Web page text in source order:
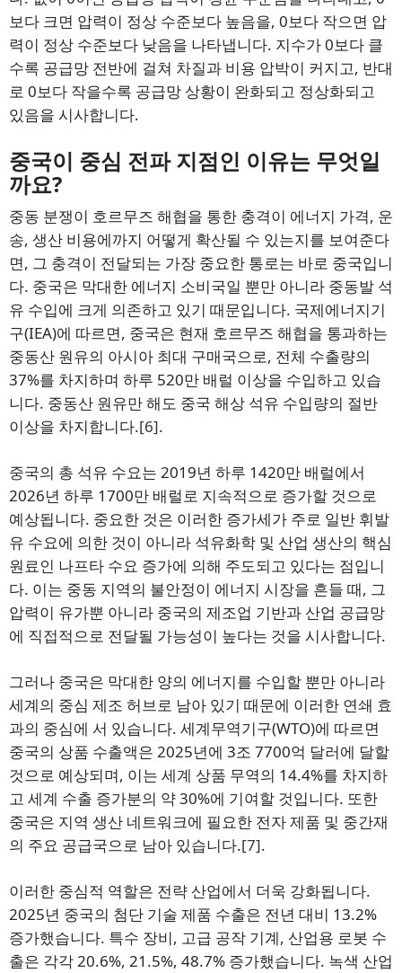
보다 크면 압력이 정상 수준보다 높음을, 0보다 작으면 압
력이 정상 수준보다 낮음을 나타냅니다. 지수가 0보다 클
수록 공급망 전반에 걸쳐 차질과 비용 압박이 커지고, 반대
로 0보다 작을수록 공급망 상황이 완화되고 정상화되고
있음을 시사합니다.
중국이 중심 전파 지점인 이유는 무엇일
까요?
중동 분쟁이 호르무즈 해협을 통한 충격이 에너지 가격, 운
송, 생산 비용에까지 어떻게 확산될 수 있는지를 보여준다
면, 그 충격이 전달되는 가장 중요한 통로는 바로 중국입니
다. 중국은 막대한 에너지 소비국일 뿐만 아니라 중동발 석
유 수입에 크게 의존하고 있기 때문입니다. 국제에너지기
구(IEA)에 따르면, 중국은 현재 호르무즈 해협을 통과하는
중동산 원유의 아시아 최대 구매국으로, 전체 수출량의
37%를 차지하며 하루 520만 배럴 이상을 수입하고 있습
니다. 중동산 원유만 해도 중국 해상 석유 수입량의 절반
이상을 차지합니다.[6].
중국의 총 석유 수요는 2019년 하루 1420만 배럴에서
2026년 하루 1700만 배럴로 지속적으로 증가할 것으로
예상됩니다. 중요한 것은 이러한 증가세가 주로 일반 휘발
유 수요에 의한 것이 아니라 석유화학 및 산업 생산의 핵심
원료인 나프타 수요 증가에 의해 주도되고 있다는 점입니
다. 이는 중동 지역의 불안정이 에너지 시장을 흔들 때, 그
압력이 유가뿐 아니라 중국의 제조업 기반과 산업 공급망
에 직접적으로 전달될 가능성이 높다는 것을 시사합니다.
그러나 중국은 막대한 양의 에너지를 수입할 뿐만 아니라
세계의 중심 제조 허브로 남아 있기 때문에 이러한 연쇄 효
과의 중심에 서 있습니다. 세계무역기구(WTO)에 따르면
중국의 상품 수출액은 2025년에 3조 7700억 달러에 달할
것으로 예상되며, 이는 세계 상품 무역의 14.4%를 차지하
고 세계 수출 증가분의 약 30%에 기여할 것입니다. 또한
중국은 지역 생산 네트워크에 필요한 전자 제품 및 중간재
의 주요 공급국으로 남아 있습니다.[7].
이러한 중심적 역할은 전략 산업에서 더욱 강화됩니다.
2025년 중국의 첨단 기술 제품 수출은 전년 대비 13.2%
증가했습니다. 특수 장비, 고급 공작 기계, 산업용 로봇 수
출은 각각 20.6%, 21.5%, 48.7% 증가했습니다. 녹색 산업